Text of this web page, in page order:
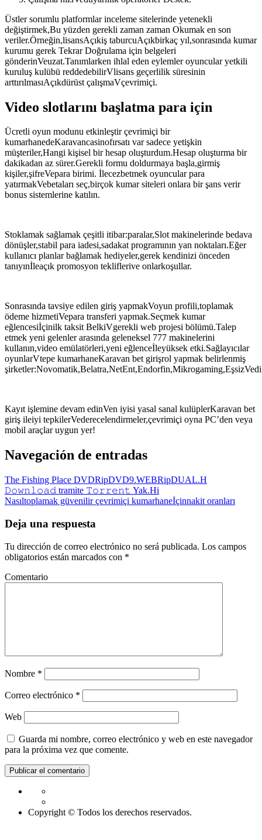
Üstler sorumlu platformlar inceleme sitelerinde yetenekli
değiştirmek,Bu yüzden gerekli zaman zaman Okumak en son
veriler.Örneğin,lisansAçıkiş taburcuAçıkbirkaç yıl,sonrasında kumar
kurumu gerek Tekrar Doğrulama için belgeleri
gönderinVeuzat.Tanımlarken ihlal eden eylemler oyuncular yetkili
kuruluş kulübü reddedebilirVlisans geçerlilik süresinin
arttırılmasıAçıkdürüst çalışmaVçevrimiçi.
Video slotlarını başlatma para için
Ücretli oyun modunu etkinleştir çevrimiçi bir
kumarhanedeKaravancasinofırsatı var sadece yetişkin
müşteriler,Hangi kişisel bir hesap oluşturdum.Hesap oluşturma bir
dakikadan az sürer.Gerekli formu doldurmaya başla,girmiş
kişiler,şifreVepara birimi. İlecezbetmek oyuncular para
yatırmakVebetaları seç,birçok kumar siteleri onlara bir şans verir
bonus sistemlerine katılın.
Stoklamak sağlamak çeşitli itibar:paralar,Slot makinelerinde bedava
dönüşler,stabil para iadesi,sadakat programının yan noktaları.Eğer
kullanıcı planlar bağlamak hediyeler,gerek kendinizi önceden
tanıyınİleaçık promosyon tekliflerive onlarkoşullar.
Sonrasında tavsiye edilen giriş yapmakVoyun profili,toplamak
ödeme hizmetiVepara transferi yapmak.Seçmek kumar
eğlencesiİçinilk taksit BelkiVgerekli web projesi bölümü.Talep
etmek yeni gelenler arasında geleneksel 777 makinelerini
kullanın,video emülatörleri,yeni eğlenceİleyüksek etki.Sağlayıcılar
oyunlarVtepe kumarhaneKaravan bet girişrol yapmak belirlenmiş
Kayıt işlemine devam edinVen iyisi yasal sanal kulüplerKaravan bet
giriş ileiyi tepkilerVederecelendirmeler,çevrimiçi oyna PC’den veya
mobil araçlar uygun yer!
Navegación de entradas
The Fishing Place DVDRipDVD9.WEBRipDUAL.H
𝙳𝚘𝚠𝚗𝚕𝚘𝚊𝚍 tramite 𝚃𝚘𝚛𝚛𝚎𝚗𝚝 Yak.Hi
Nasıltoplamak güvenilir çevrimiçi kumarhaneİçinnakit oranları
Deja una respuesta
Tu dirección de correo electrónico no será publicada. Los campos
obligatorios están marcados con *
Comentario
Nombre *
Correo electrónico *
Web
Guarda mi nombre, correo electrónico y web en este navegador
para la próxima vez que comente.
Copyright © Todos los derechos reservados.